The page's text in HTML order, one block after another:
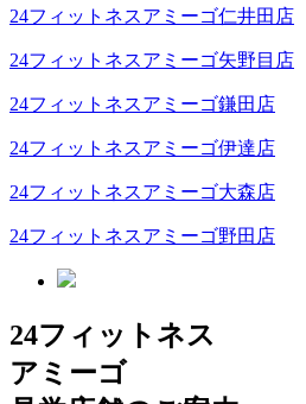
24フィットネスアミーゴ仁井田店
24フィットネスアミーゴ矢野目店
24フィットネスアミーゴ鎌田店
24フィットネスアミーゴ伊達店
24フィットネスアミーゴ大森店
24フィットネスアミーゴ野田店
24フィットネス
アミーゴ